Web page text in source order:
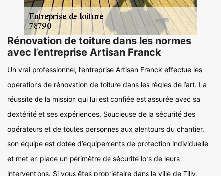
Rénovation de toiture dans les normes
avec l’entreprise Artisan Franck
Un vrai professionnel, l’entreprise Artisan Franck effectue les
opérations de rénovation de toiture dans les règles de l’art. La
réussite de la mission qui lui est confiée est assurée avec sa
dextérité et ses expériences. Soucieuse de la sécurité des
opérateurs et de toutes personnes aux alentours du chantier,
son équipe est dotée d’équipements de protection individuelle
et met en place un périmètre de sécurité lors de leurs
interventions. Si vous êtes propriétaire dans la ville de Tilly,